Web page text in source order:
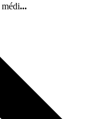
...